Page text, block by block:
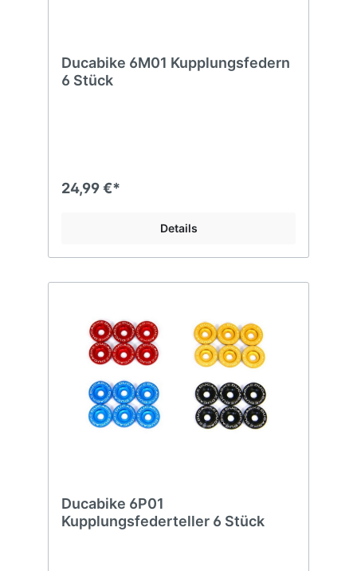
Ducabike 6M01 Kupplungsfedern
6 Stück
24,99 €*
Details
Ducabike 6P01
Kupplungsfederteller 6 Stück